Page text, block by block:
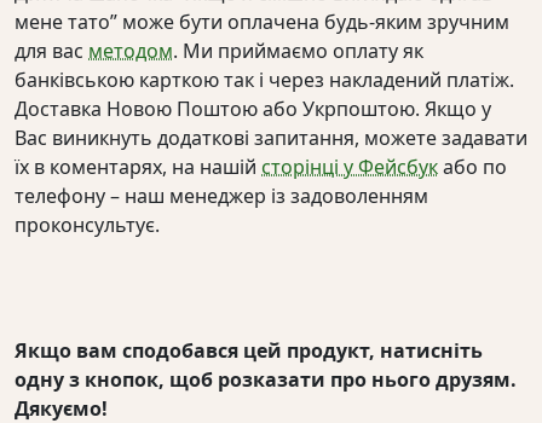
мене тато” може бути оплачена будь-яким зручним
для вас методом. Ми приймаємо оплату як
банківською карткою так і через накладений платіж.
Доставка Новою Поштою або Укрпоштою. Якщо у
Вас виникнуть додаткові запитання, можете задавати
їх в коментарях, на нашій сторінці у Фейсбукабо по
телефону – наш менеджер із задоволенням
проконсультує.
Якщо вам сподобався цей продукт, натисніть
одну з кнопок, щоб розказати про нього друзям.
Дякуємо!